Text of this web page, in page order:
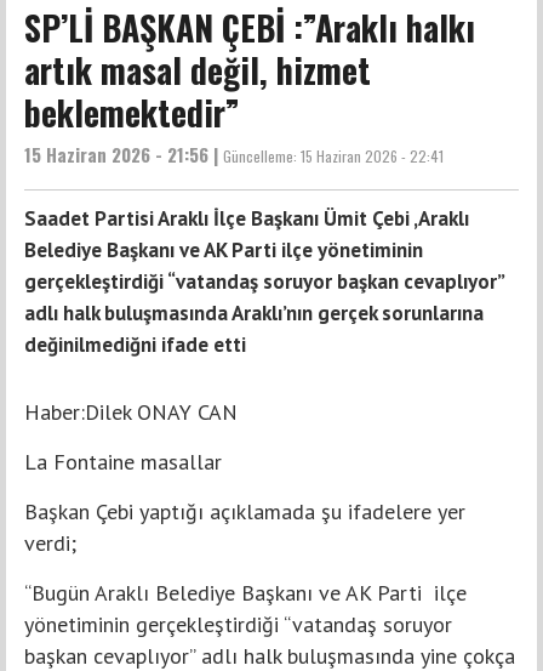
SP’Lİ BAŞKAN ÇEBİ :”Araklı halkı
artık masal değil, hizmet
beklemektedir”
15 Haziran 2026 - 21:56 | Güncelleme: 15 Haziran 2026 - 22:41
Saadet Partisi Araklı İlçe Başkanı Ümit Çebi ,Araklı
Belediye Başkanı ve AK Parti ilçe yönetiminin
gerçekleştirdiği “vatandaş soruyor başkan cevaplıyor”
adlı halk buluşmasında Araklı’nın gerçek sorunlarına
değinilmediğni ifade etti
Haber:Dilek ONAY CAN
La Fontaine masallar
Başkan Çebi yaptığı açıklamada şu ifadelere yer
verdi;
“Bugün Araklı Belediye Başkanı ve AK Parti ilçe
yönetiminin gerçekleştirdiği “vatandaş soruyor
başkan cevaplıyor” adlı halk buluşmasında yine çokça